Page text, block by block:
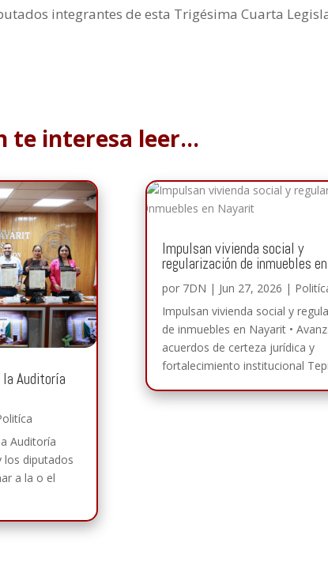
integrantes de esta Trigésima Cuarta
te interesa leer…
Auditoría
Auditoría
los diputados
a la o el
Impulsan vivienda social y
regularización de inmuebles
por 7DN | Jun 27, 2026 |
Impulsan vivienda social y
de inmuebles en Nayarit •
acuerdos de certeza jurídica y
fortalecimiento institucional